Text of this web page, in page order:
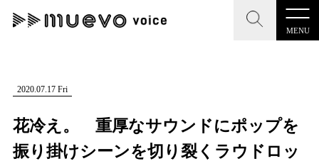
MENU
CLOSE
記事を検索する
CLOSE
"読者の声を形にする”音楽特化メディア
2020.07.17 Fri
花冷え。 重厚なサウンドにポップを
振り掛けシーンを切り裂くラウドロッ